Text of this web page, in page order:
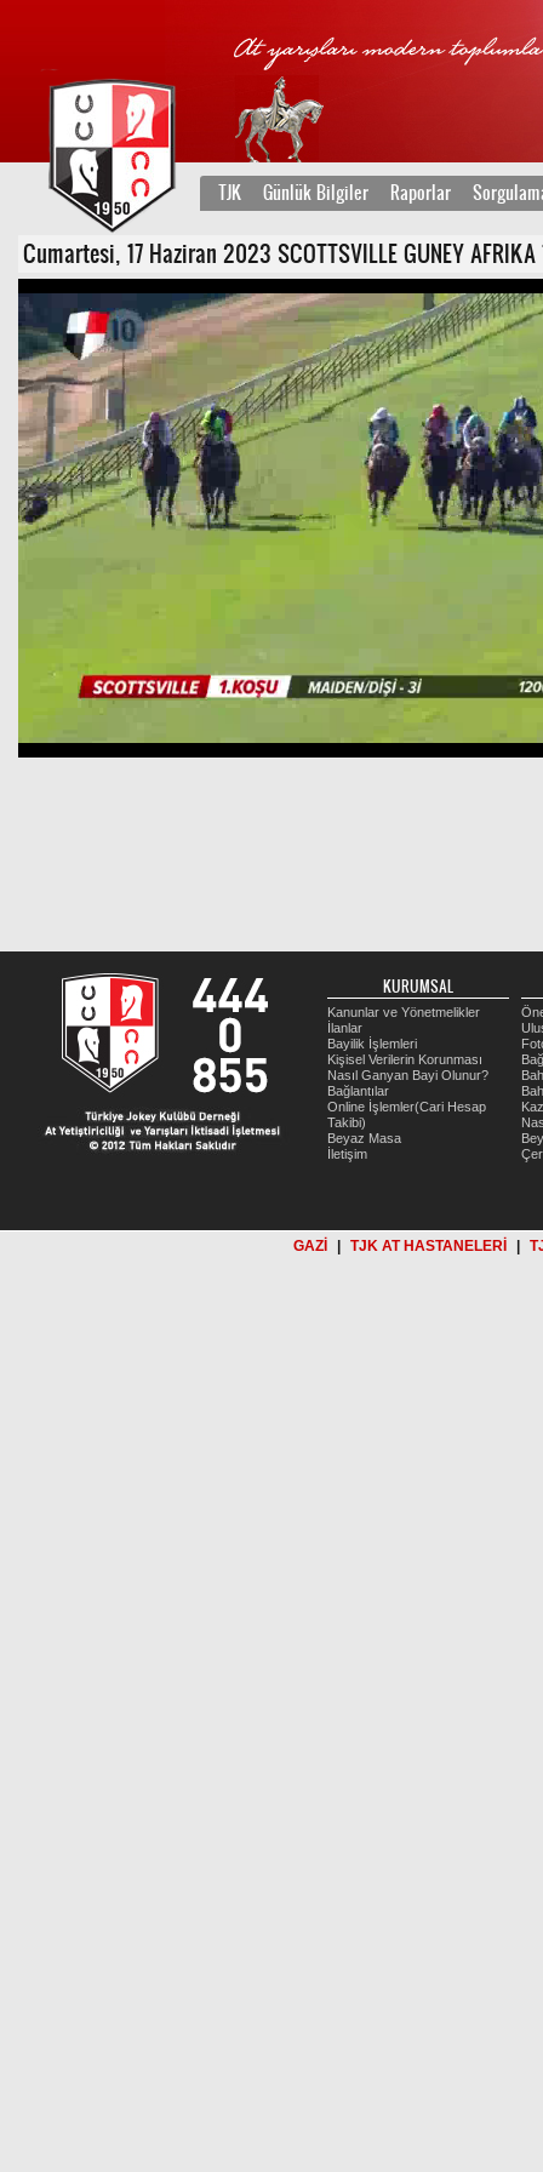
TJK Günlük Bilgiler Raporlar
Cumartesi, 17 Haziran 2023 SCOTTSVILLE GUNEY
KURUMSAL
Kanunlar ve Yönetmelikler
İlanlar
Bayilik İşlemleri
Kişisel Verilerin Korunması
Nasıl Ganyan Bayi Olunur?
Bağlantılar
Online İşlemler(Cari Hesap
Takibi)
Beyaz Masa
İletişim
GAZİ TJK AT HASTANELERİ